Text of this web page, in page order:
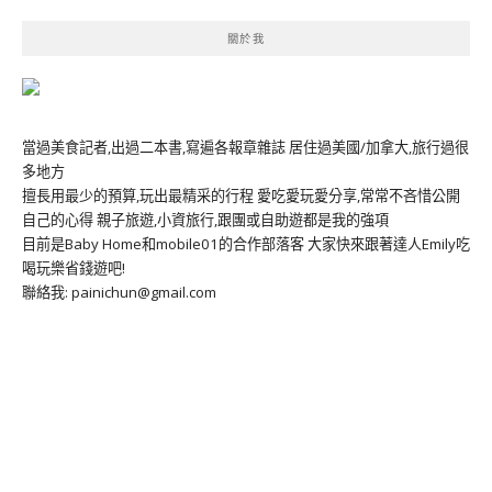
關於我
當過美食記者,出過二本書,寫遍各報章雜誌 居住過美國/加拿大,旅行過很
多地方
擅長用最少的預算,玩出最精采的行程 愛吃愛玩愛分享,常常不吝惜公開
自己的心得 親子旅遊,小資旅行,跟團或自助遊都是我的強項
目前是Baby Home和mobile01的合作部落客 大家快來跟著達人Emily吃
喝玩樂省錢遊吧!
聯絡我: painichun@gmail.com